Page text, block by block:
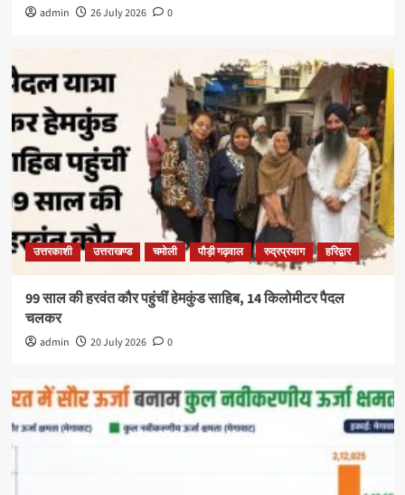
admin 26 July 2026 0
उत्तरकाशी उत्तराखण्ड चमोली पौड़ी गढ़वाल रुद्रप्रयाग हरिद्वार
99 साल की हरवंत कौर पहुंचीं हेमकुंड साहिब, 14 किलोमीटर पैदल
चलकर
admin 20 July 2026 0